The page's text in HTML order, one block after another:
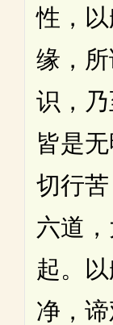
性，
缘，
识，乃
皆是
切行
六道
起。
净，